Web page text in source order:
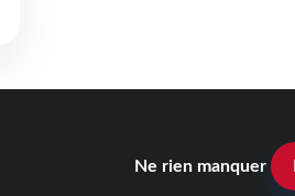
Ne rien manquer